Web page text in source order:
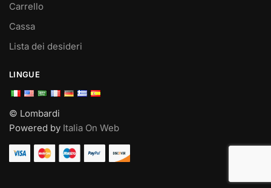
Carrello
Cassa
Lista dei desideri
LINGUE
© Lombardi
Powered by Italia On Web